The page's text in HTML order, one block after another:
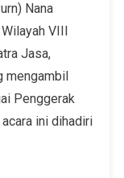
Nana
VIII
Jasa,
mengambil
Penggerak
ini dihadiri